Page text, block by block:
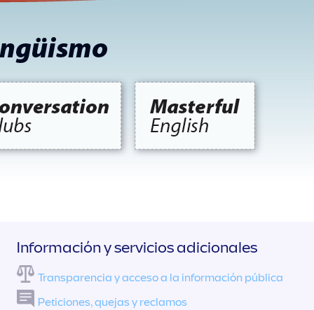
Información y servicios adicionales
Transparencia y acceso a la información pública
Peticiones, quejas y reclamos